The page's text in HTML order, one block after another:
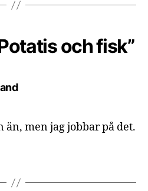
och fisk”
säger:
men jag jobbar på det.